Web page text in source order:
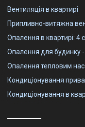
Вентиляція в квартирі
Припливно-витяжна
Опалення в квартирі: 4
Опалення для будинку -
Опалення тепловим
Кондиціонування
Кондиціонування в